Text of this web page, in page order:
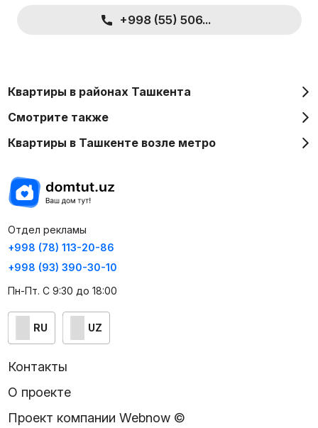
+998 (55) 506...
Квартиры в районах Ташкента
Смотрите также
Квартиры в Ташкенте возле метро
Отдел рекламы
+998 (78) 113-20-86
+998 (93) 390-30-10
Пн-Пт. С 9:30 до 18:00
RU UZ
Контакты
О проекте
Проект компании Webnow ©